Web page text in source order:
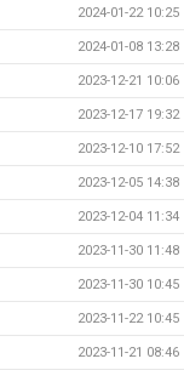
2024-01-22 10:25
2024-01-08 13:28
2023-12-21 10:06
2023-12-17 19:32
2023-12-10 17:52
2023-12-05 14:38
2023-12-04 11:34
2023-11-30 11:48
2023-11-30 10:45
2023-11-22 10:45
2023-11-21 08:46